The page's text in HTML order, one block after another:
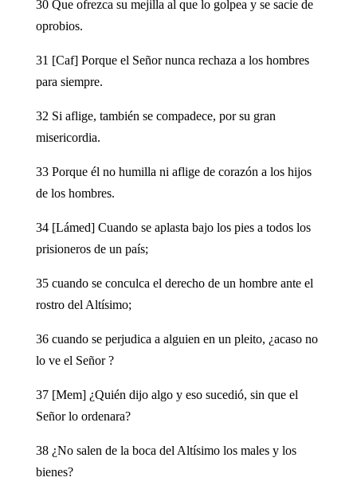
30 Que ofrezca su mejilla al que lo golpea y se sacie de
oprobios.
31 [Caf] Porque el Señor nunca rechaza a los hombres
para siempre.
32 Si aflige, también se compadece, por su gran
misericordia.
33 Porque él no humilla ni aflige de corazón a los hijos
de los hombres.
34 [Lámed] Cuando se aplasta bajo los pies a todos los
prisioneros de un país;
35 cuando se conculca el derecho de un hombre ante el
rostro del Altísimo;
36 cuando se perjudica a alguien en un pleito, ¿acaso no
lo ve el Señor ?
37 [Mem] ¿Quién dijo algo y eso sucedió, sin que el
Señor lo ordenara?
38 ¿No salen de la boca del Altísimo los males y los
bienes?